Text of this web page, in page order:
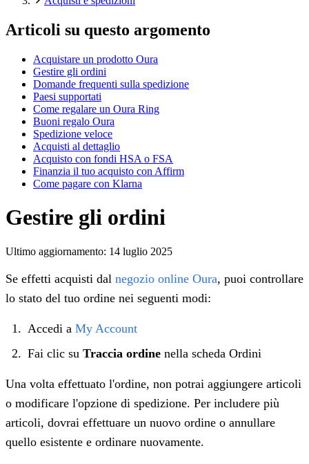
Articoli su questo argomento
Acquistare un prodotto Oura
Gestire gli ordini
Domande frequenti sulla spedizione
Paesi supportati
Come regalare un Oura Ring
Buoni regalo Oura
Spedizione veloce
Acquisti al dettaglio
Acquisto con fondi HSA o FSA
Finanzia il tuo acquisto con Affirm
Come pagare con Klarna
Gestire gli ordini
Ultimo aggiornamento: 14 luglio 2025
Se effetti acquisti dal negozio online Oura, puoi controllare
lo stato del tuo ordine nei seguenti modi:
Accedi a My Account
Fai clic su Traccia ordine nella scheda Ordini
Una volta effettuato l'ordine, non potrai aggiungere articoli
o modificare l'opzione di spedizione. Per includere più
articoli, dovrai effettuare un nuovo ordine o annullare
quello esistente e ordinare nuovamente.